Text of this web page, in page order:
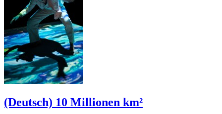
(Deutsch) 10 Millionen km²